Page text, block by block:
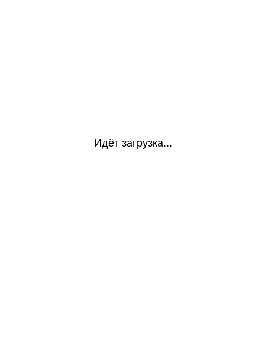
Идёт загрузка...